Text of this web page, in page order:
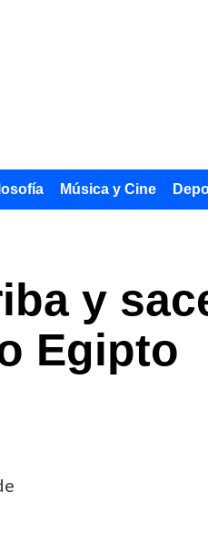
Música y Cine
y
Egipto